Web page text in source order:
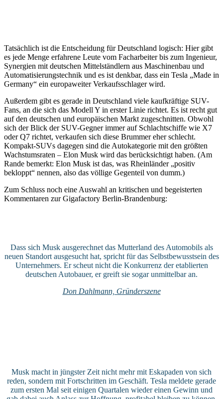
Tatsächlich ist die Entscheidung für Deutschland logisch: Hier gibt
es jede Menge erfahrene Leute vom Facharbeiter bis zum Ingenieur,
Synergien mit deutschen Mittelständlern aus Maschinenbau und
Automatisierungstechnik und es ist denkbar, dass ein Tesla „Made in
Germany“ ein europaweiter Verkaufsschlager wird.
Außerdem gibt es gerade in Deutschland viele kaufkräftige SUV-
Fans, an die sich das Modell Y in erster Linie richtet. Es ist recht gut
auf den deutschen und europäischen Markt zugeschnitten. Obwohl
sich der Blick der SUV-Gegner immer auf Schlachtschiffe wie X7
oder Q7 richtet, verkaufen sich diese Brummer eher schlecht.
Kompakt-SUVs dagegen sind die Autokategorie mit den größten
Wachstumsraten – Elon Musk wird das berücksichtigt haben. (Am
Rande bemerkt: Elon Musk ist das, was Rheinländer „positiv
bekloppt“ nennen, also das völlige Gegenteil von dumm.)
Zum Schluss noch eine Auswahl an kritischen und begeisterten
Kommentaren zur Gigafactory Berlin-Brandenburg:
Dass sich Musk ausgerechnet das Mutterland des Automobils als
neuen Standort ausgesucht hat, spricht für das Selbstbewusstsein des
Unternehmers. Er scheut nicht die Konkurrenz der etablierten
deutschen Autobauer, er greift sie sogar unmittelbar an.
Don Dahlmann, Gründerszene
Musk macht in jüngster Zeit nicht mehr mit Eskapaden von sich
reden, sondern mit Fortschritten im Geschäft. Tesla meldete gerade
zum ersten Mal seit einigen Quartalen wieder einen Gewinn und